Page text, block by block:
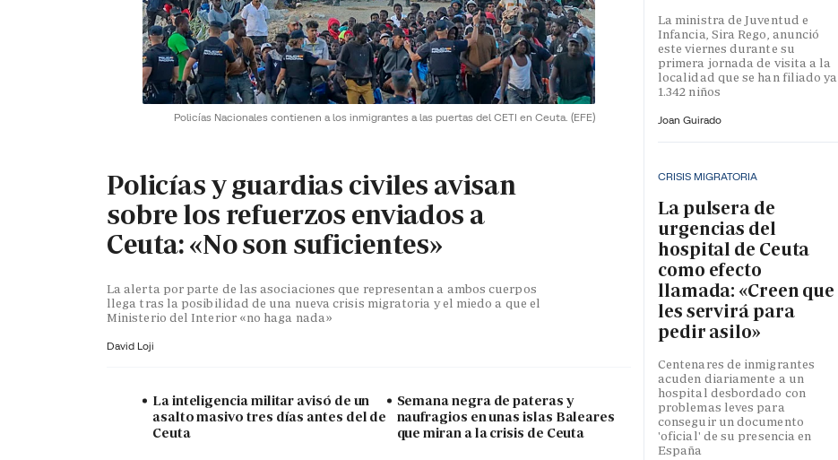
Policías Nacionales contienen a los inmigrantes a las puertas del CETI en Ceuta. (EFE)
Policías y guardias civiles avisan
sobre los refuerzos enviados a
Ceuta: «No son suficientes»
La alerta por parte de las asociaciones que representan a ambos cuerpos
llega tras la posibilidad de una nueva crisis migratoria y el miedo a que el
Ministerio del Interior «no haga nada»
David Loji
La inteligencia militar avisó de un
asalto masivo tres días antes del de
Ceuta
Semana negra de pateras y
naufragios en unas islas Baleares
que miran a la crisis de Ceuta
La ministra de Juventud e
Infancia, Sira Rego, anunció
este viernes durante su
primera jornada de visita a la
localidad que se han filiado ya
1.342 niños
Joan Guirado
CRISIS MIGRATORIA
La pulsera de
urgencias del
hospital de Ceuta
como efecto
llamada: «Creen que
les servirá para
pedir asilo»
Centenares de inmigrantes
acuden diariamente a un
hospital desbordado con
problemas leves para
conseguir un documento
'oficial' de su presencia en
España